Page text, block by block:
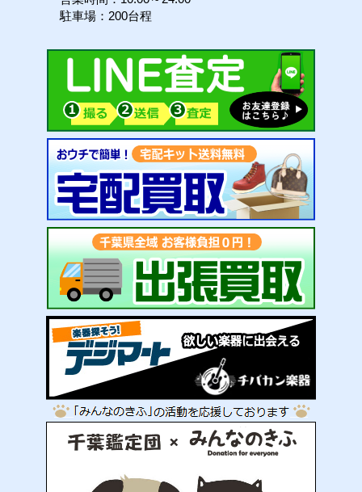
駐車場：200台程